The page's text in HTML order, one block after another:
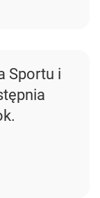
Sportu i